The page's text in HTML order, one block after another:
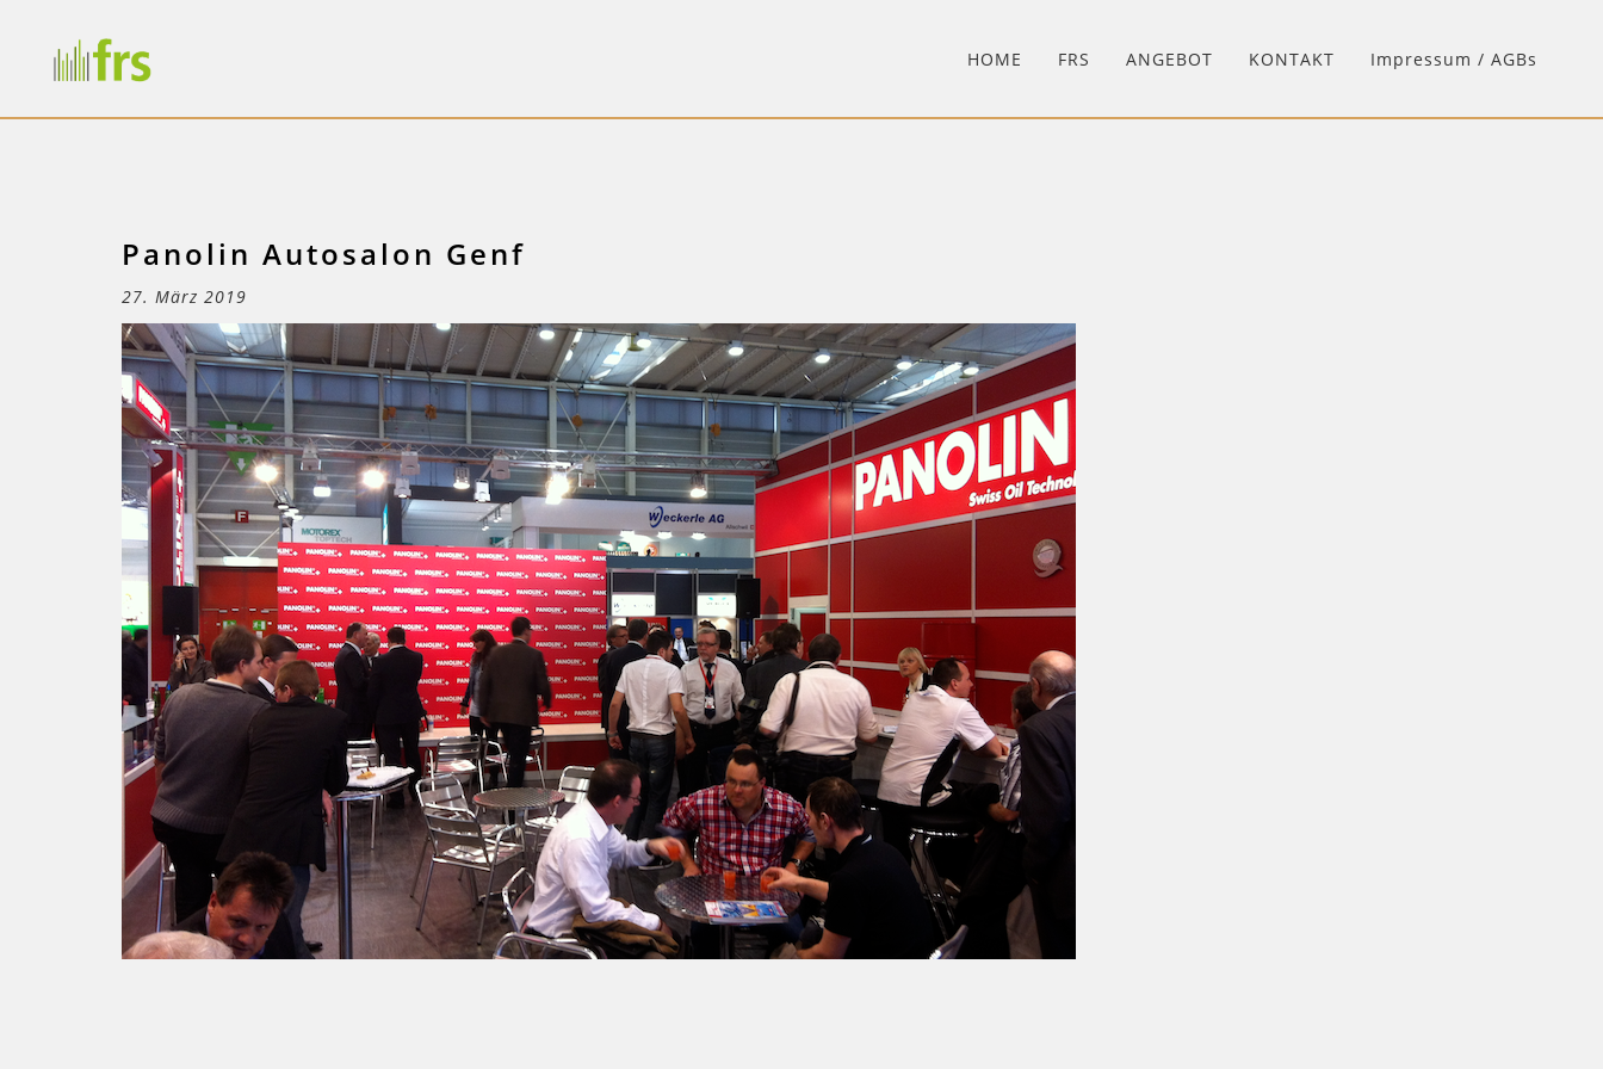
HOME FRS ANGEBOT KONTAKT Impressum / AGBs
Panolin Autosalon Genf
27. März 2019